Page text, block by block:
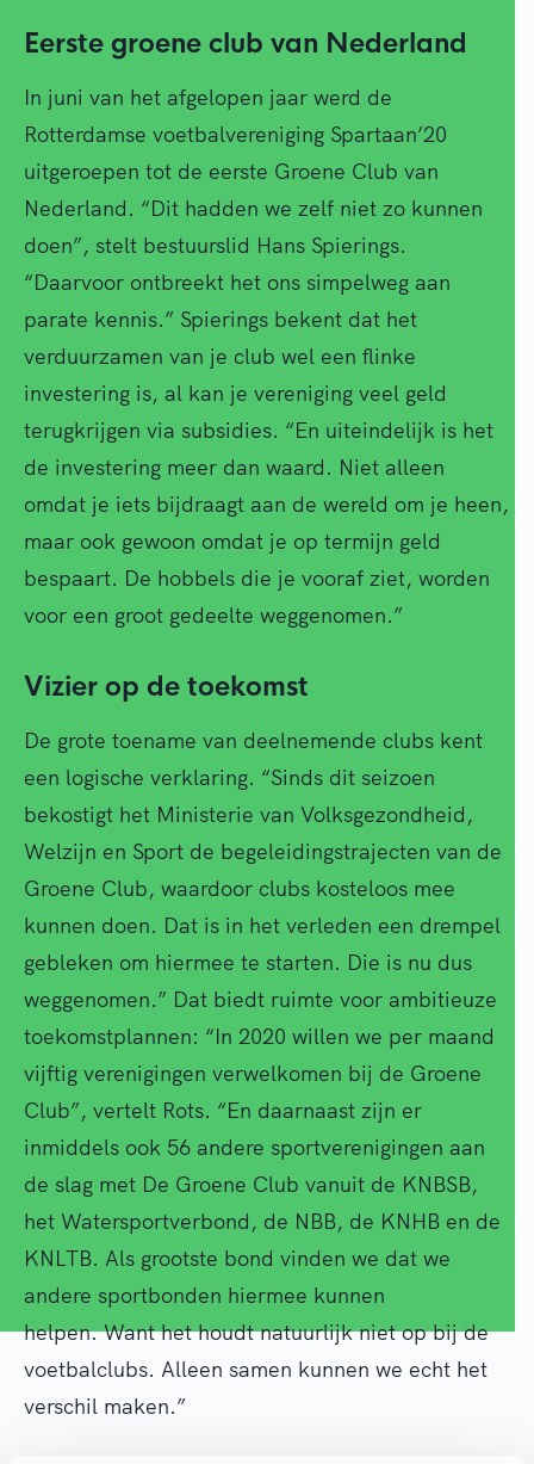
Eerste groene club van Nederland
In juni van het afgelopen jaar werd de
Rotterdamse voetbalvereniging Spartaan’20
uitgeroepen tot de eerste Groene Club van
Nederland. “Dit hadden we zelf niet zo kunnen
doen”, stelt bestuurslid Hans Spierings.
“Daarvoor ontbreekt het ons simpelweg aan
parate kennis.” Spierings bekent dat het
verduurzamen van je club wel een flinke
investering is, al kan je vereniging veel geld
terugkrijgen via subsidies. “En uiteindelijk is het
de investering meer dan waard. Niet alleen
omdat je iets bijdraagt aan de wereld om je heen,
maar ook gewoon omdat je op termijn geld
bespaart. De hobbels die je vooraf ziet, worden
voor een groot gedeelte weggenomen.”
Vizier op de toekomst
De grote toename van deelnemende clubs kent
een logische verklaring. “Sinds dit seizoen
bekostigt het Ministerie van Volksgezondheid,
Welzijn en Sport de begeleidingstrajecten van de
Groene Club, waardoor clubs kosteloos mee
kunnen doen. Dat is in het verleden een drempel
gebleken om hiermee te starten. Die is nu dus
weggenomen.” Dat biedt ruimte voor ambitieuze
toekomstplannen: “In 2020 willen we per maand
vijftig verenigingen verwelkomen bij de Groene
Club”, vertelt Rots. “En daarnaast zijn er
inmiddels ook 56 andere sportverenigingen aan
de slag met De Groene Club vanuit de KNBSB,
het Watersportverbond, de NBB, de KNHB en de
KNLTB. Als grootste bond vinden we dat we
andere sportbonden hiermee kunnen
helpen. Want het houdt natuurlijk niet op bij de
voetbalclubs. Alleen samen kunnen we echt het
verschil maken.”